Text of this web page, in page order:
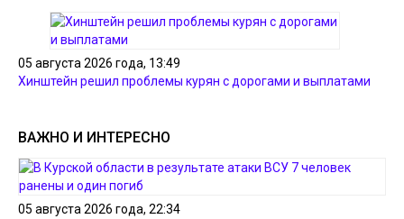
05 августа 2026 года, 13:49
Хинштейн решил проблемы курян с дорогами и выплатами
ВАЖНО И ИНТЕРЕСНО
05 августа 2026 года, 22:34